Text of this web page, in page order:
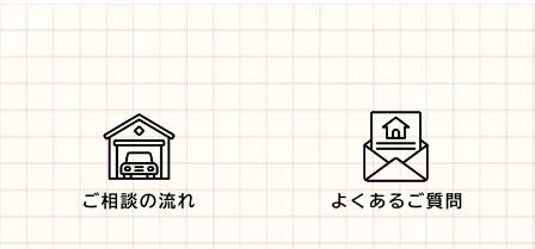
ご相談の流れ よくあるご質問